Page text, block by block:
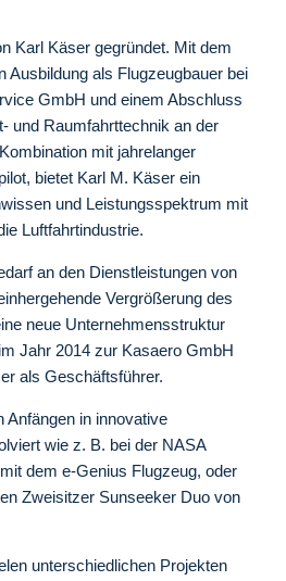
Karl Käser gegründet. Mit dem
Ausbildung als Flugzeugbauer bei
GmbH und einem Abschluss
und Raumfahrttechnik an der
mit jahrelanger
bietet Karl M. Käser ein
und Leistungsspektrum mit
Luftfahrtindustrie.
an den Dienstleistungen von
Vergrößerung des
neue Unternehmensstruktur
Jahr 2014 zur Kasaero GmbH
als Geschäftsführer.
Anfängen in innovative
wie z. B. bei der NASA
dem e-Genius Flugzeug, oder
Zweisitzer Sunseeker Duo von
unterschiedlichen Projekten